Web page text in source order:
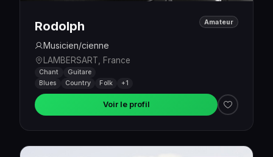
Rodolph
Musicien/cienne
LAMBERSART, France
Amateur
Chant
Guitare
Blues
Country Folk +1
Voir le profil